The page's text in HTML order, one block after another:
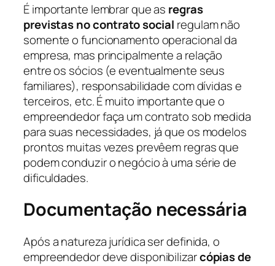
É importante lembrar que as regras
previstas no contrato social regulam não
somente o funcionamento operacional da
empresa, mas principalmente a relação
entre os sócios (e eventualmente seus
familiares), responsabilidade com dívidas e
terceiros, etc. É muito importante que o
empreendedor faça um contrato sob medida
para suas necessidades, já que os modelos
prontos muitas vezes prevêem regras que
podem conduzir o negócio à uma série de
dificuldades.
Documentação necessária
Após a natureza jurídica ser definida, o
empreendedor deve disponibilizarcópias de